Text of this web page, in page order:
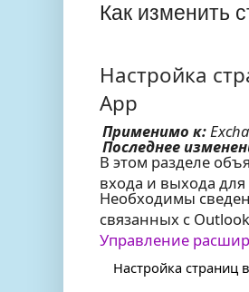
Как изменить
Настройка
App
Применимо к:
Последнее
В этом разделе
входа и выхода
Необходимы
связанных с
Управление
Настройка страниц